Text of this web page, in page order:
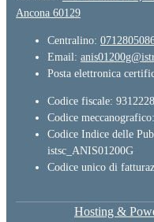
Ancona 60129
Centralino:
Email:
Posta elettronica
Codice fiscale:
Codice meccanografico:
Codice Indice delle
istsc_ANIS01200G
Codice unico di
Hosting &